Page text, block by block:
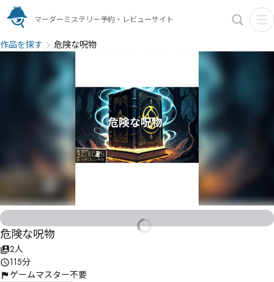
マーダーミステリー予約・レビューサイト
作品を探す 危険な呪物
危険な呪物
2人
115分
ゲームマスター不要